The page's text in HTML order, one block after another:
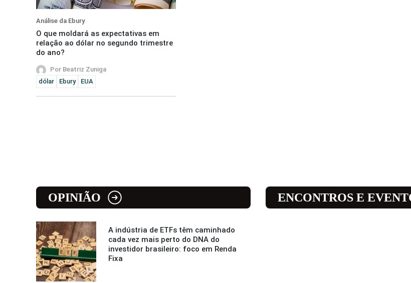
Análise da Ebury
O que moldará as expectativas em
relação ao dólar no segundo trimestre
do ano?
Por Beatriz Zuniga
dólar
Ebury EUA
OPINIÃO
A indústria de ETFs têm caminhado
cada vez mais perto do DNA do
investidor brasileiro: foco em Renda
Fixa
ENCONTROS E